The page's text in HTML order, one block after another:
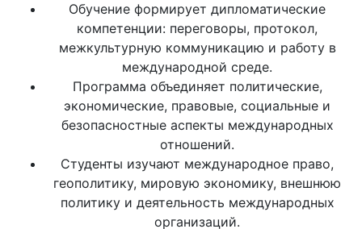
Обучение формирует дипломатические
компетенции: переговоры, протокол,
межкультурную коммуникацию и работу в
международной среде.
Программа объединяет политические,
экономические, правовые, социальные и
безопасностные аспекты международных
отношений.
Студенты изучают международное право,
геополитику, мировую экономику, внешнюю
политику и деятельность международных
организаций.